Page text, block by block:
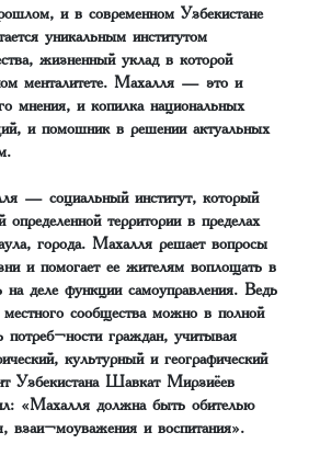
и в современном Узбекистане
уникальным институтом
жизненный уклад в которой
менталитете. Махалля — это и
мнения, и копилка национальных
и помошник в решении актуальных
— социальный институт, который
определенной территории в пределах
города. Махалля решает вопросы
и помогает ее жителям воплощать в
деле функции самоуправления. Ведь
сообщества можно в полной
потреб¬ности граждан, учитывая
культурный и географический
Узбекистана Шавкат Мирзиёев
«Махалля должна быть обителью
взаи¬моуважения и воспитания».